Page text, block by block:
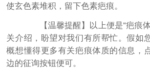
使玄色素堆积，留下色素疤痕。
【温馨提醒】以上便是“疤痕体
关介绍，盼望对我们有所帮忙。假如
概想懂得更多有关疤痕体质的信息，
边的征询按钮便可。